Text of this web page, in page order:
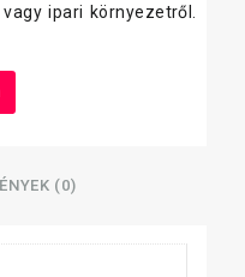
ipari környezetről.
(0)